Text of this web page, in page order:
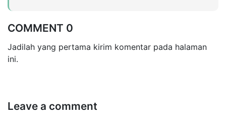
COMMENT 0
Jadilah yang pertama kirim komentar pada halaman
ini.
Leave a comment